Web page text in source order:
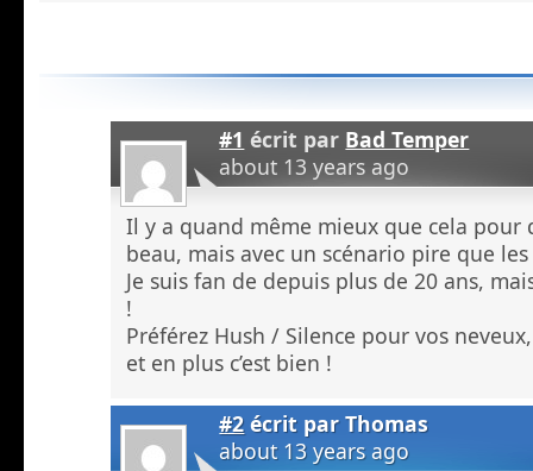
#1 écrit par Bad Temper
about 13 years ago
Il y a quand même mieux que cela pour
beau, mais avec un scénario pire que
Je suis fan de depuis plus de 20 ans,
!
Préférez Hush / Silence pour vos
et en plus c’est bien !
#2 écrit parThomas
about 13 years ago